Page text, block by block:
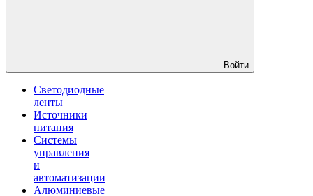
Войти
Светодиодные
ленты
Источники
питания
Системы
управления
и
автоматизации
Алюминиевые